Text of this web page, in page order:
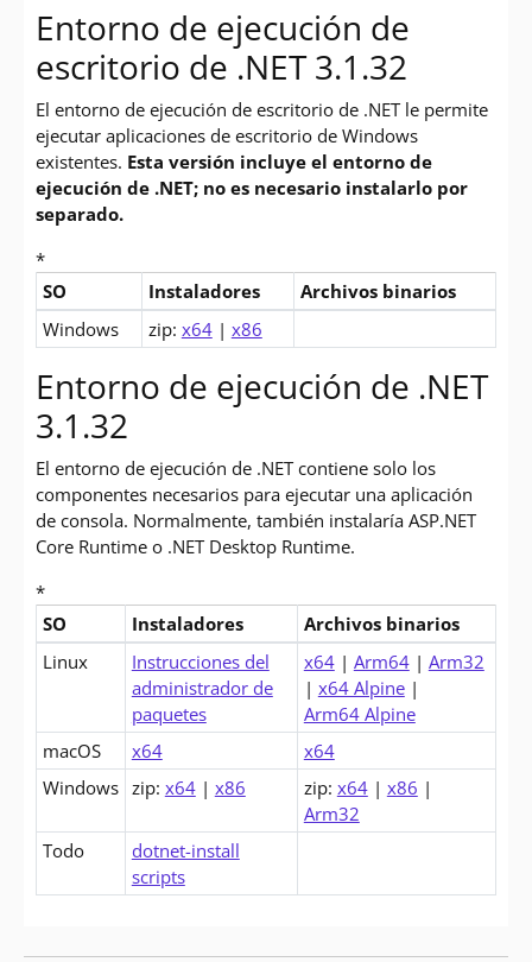
Entorno de ejecución de
escritorio de .NET 3.1.32
El entorno de ejecución de escritorio de .NET le permite
ejecutar aplicaciones de escritorio de Windows
existentes. Esta versión incluye el entorno de
ejecución de .NET; no es necesario instalarlo por
separado.
*
Descargas para .NET Core 3.1 Desktop Runtime (v3.1.32)
SO Instaladores
Archivos binarios
Windows
zip: x64| x86
Entorno de ejecución de .NET
3.1.32
El entorno de ejecución de .NET contiene solo los
componentes necesarios para ejecutar una aplicación
de consola. Normalmente, también instalaría ASP.NET
Core Runtime o .NET Desktop Runtime.
*
Descargas para .NET Core 3.1 Runtime (v3.1.32)
SO Instaladores
Archivos binarios
Linux
Instrucciones del
administrador de
paquetes
x64| Arm64| Arm32
| x64 Alpine|
Arm64 Alpine
macOS
x64
x64
Windows zip: x64| x86 zip: x64| x86 |
Arm32
Todo
dotnet-install
scripts